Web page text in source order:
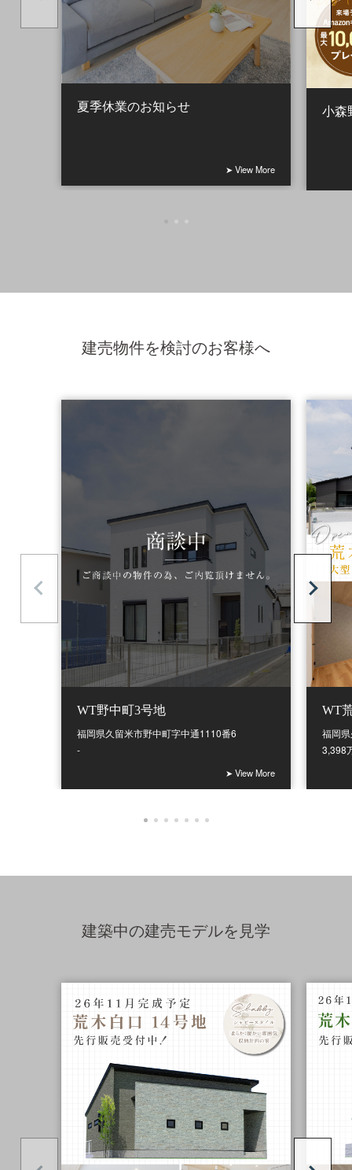
夏季休業のお知らせ
➤ View More
小森
建売物件を検討のお客様へ
WT野中町3号地
福岡県久留米市野中町字中通1110番6
-
➤ View More
WT
福岡
3,398
建築中の建売モデルを見学